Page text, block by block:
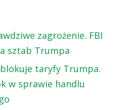
zagrożenie. FBI
sztab Trumpa
taryfy Trumpa.
w sprawie handlu